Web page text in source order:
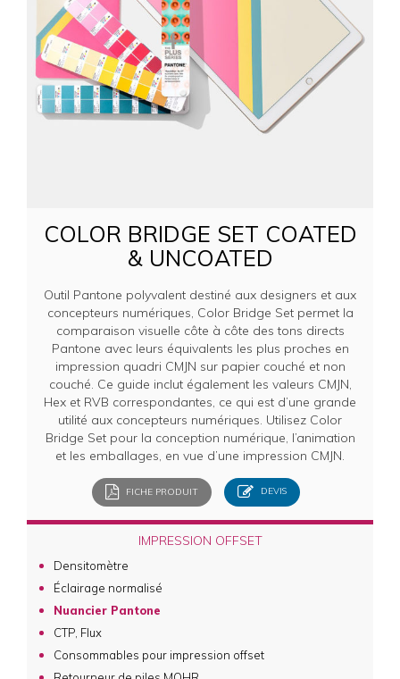
COLOR BRIDGE SET COATED
& UNCOATED
Outil Pantone polyvalent destiné aux designers et aux
concepteurs numériques, Color Bridge Set permet la
comparaison visuelle côte à côte des tons directs
Pantone avec leurs équivalents les plus proches en
impression quadri CMJN sur papier couché et non
couché. Ce guide inclut également les valeurs CMJN,
Hex et RVB correspondantes, ce qui est d’une grande
utilité aux concepteurs numériques. Utilisez Color
Bridge Set pour la conception numérique, l’animation
et les emballages, en vue d’une impression CMJN.
FICHE PRODUIT DEVIS
IMPRESSION OFFSET
Densitomètre
Éclairage normalisé
Nuancier Pantone
CTP, Flux
Consommables pour impression offset